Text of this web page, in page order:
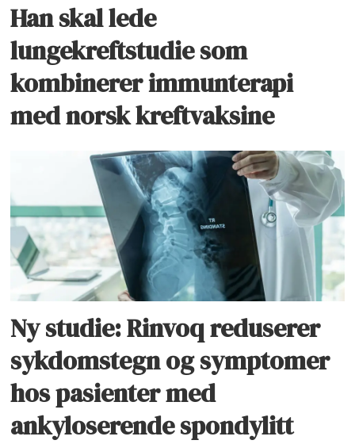
Han skal lede
lungekreftstudie som
kombinerer immunterapi
med norsk kreftvaksine
Ny studie: Rinvoq reduserer
sykdomstegn og symptomer
hos pasienter med
ankyloserende spondylitt